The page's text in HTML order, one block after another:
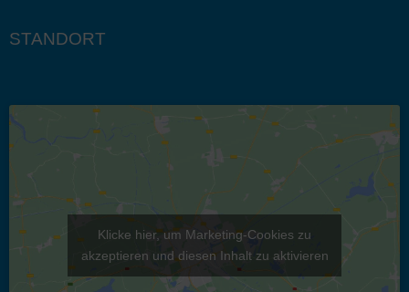
STANDORT
Klicke hier, um Marketing-Cookies zu
akzeptieren und diesen Inhalt zu aktivieren